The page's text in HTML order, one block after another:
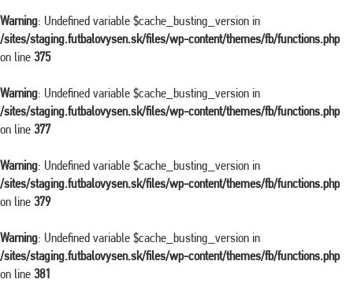
Warning: Undefined variable $cache_busting_version in
/sites/staging.futbalovysen.sk/files/wp-content/themes/fb/functions.php
on line 375
Warning: Undefined variable $cache_busting_version in
/sites/staging.futbalovysen.sk/files/wp-content/themes/fb/functions.php
on line 377
Warning: Undefined variable $cache_busting_version in
/sites/staging.futbalovysen.sk/files/wp-content/themes/fb/functions.php
on line 379
Warning: Undefined variable $cache_busting_version in
/sites/staging.futbalovysen.sk/files/wp-content/themes/fb/functions.php
on line 381